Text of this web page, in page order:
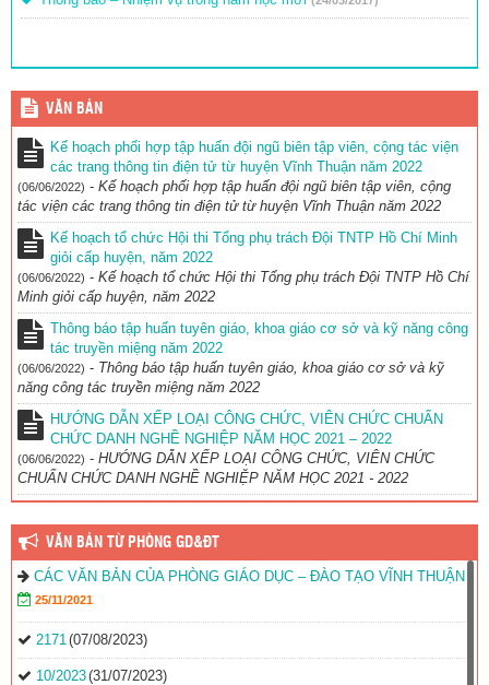
VĂN BẢN
Kế hoạch phối hợp tập huấn đội ngũ biên tập viên, cộng tác viện
các trang thông tin điện tử từ huyện Vĩnh Thuận năm 2022
(06/06/2022) - Kế hoạch phối hợp tập huấn đội ngũ biên tập viên, cộng
tác viện các trang thông tin điện tử từ huyện Vĩnh Thuận năm 2022
Kế hoạch tổ chức Hội thi Tổng phụ trách Đội TNTP Hồ Chí Minh
giỏi cấp huyện, năm 2022
(06/06/2022) - Kế hoạch tổ chức Hội thi Tổng phụ trách Đội TNTP Hồ Chí
Minh giỏi cấp huyện, năm 2022
Thông báo tập huấn tuyên giáo, khoa giáo cơ sở và kỹ năng công
tác truyền miệng năm 2022
(06/06/2022) - Thông báo tập huấn tuyên giáo, khoa giáo cơ sở và kỹ
năng công tác truyền miệng năm 2022
HƯỚNG DẪN XẾP LOẠI CÔNG CHỨC, VIÊN CHỨC CHUẨN
CHỨC DANH NGHỀ NGHIỆP NĂM HỌC 2021 – 2022
(06/06/2022) - HƯỚNG DẪN XẾP LOẠI CÔNG CHỨC, VIÊN CHỨC
CHUẨN CHỨC DANH NGHỀ NGHIỆP NĂM HỌC 2021 - 2022
VĂN BẢN TỪ PHÒNG GD&ĐT
CÁC VĂN BẢN CỦA PHÒNG GIÁO DỤC – ĐÀO TẠO VĨNH THUẬN
25/11/2021
2171 (07/08/2023)
10/2023(31/07/2023)